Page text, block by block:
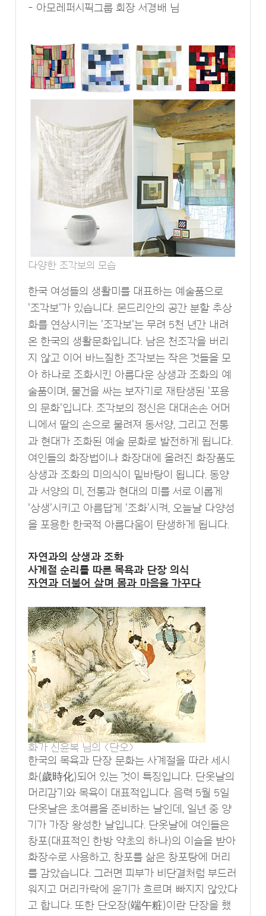
- 아모레퍼시픽그룹 회장 서경배 님
다양한 조각보의 모습
한국 여성들의 생활미를 대표하는 예술품으로
'조각보'가 있습니다. 몬드리안의 공간 분할 추상
화를 연상시키는 '조각보'는 무려 5천 년간 내려
온 한국의 생활문화입니다. 남은 천조각을 버리
지 않고 이어 바느질한 조각보는 작은 것들을 모
아 하나로 조화시킨 아름다운 상생과 조화의 예
술품이며, 물건을 싸는 보자기로 재탄생된 '포용
의 문화'입니다. 조각보의 정신은 대대손손 어머
니에서 딸의 손으로 물려져 동서양, 그리고 전통
과 현대가 조화된 예술 문화로 발전하게 됩니다.
여인들의 화장법이나 화장대에 올려진 화장품도
상생과 조화의 미의식이 밑바탕이 됩니다. 동양
과 서양의 미, 전통과 현대의 미를 서로 이롭게
'상생'시키고 아름답게 '조화'시켜, 오늘날 다양성
을 포용한 한국적 아름다움이 탄생하게 됩니다.
자연과의 상생과 조화
사계절 순리를 따른 목욕과 단장 의식
자연과 더불어 살며 몸과 마음을 가꾸다
화가 신윤복 님의 <단오>
한국의 목욕과 단장 문화는 사계절을 따라 세시
화(歲時化)되어 있는 것이 특징입니다. 단옷날의
머리감기와 목욕이 대표적입니다. 음력 5월 5일
단옷날은 초여름을 준비하는 날인데, 일년 중 양
기가 가장 왕성한 날입니다. 단옷날에 여인들은
창포(대표적인 한방 약초의 하나)의 이슬을 받아
화장수로 사용하고, 창포를 삶은 창포탕에 머리
를 감았습니다. 그러면 피부가 비단결처럼 부드러
워지고 머리카락에 윤기가 흐르며 빠지지 않았다
고 합니다. 또한 단오장(端午粧)이란 단장을 했